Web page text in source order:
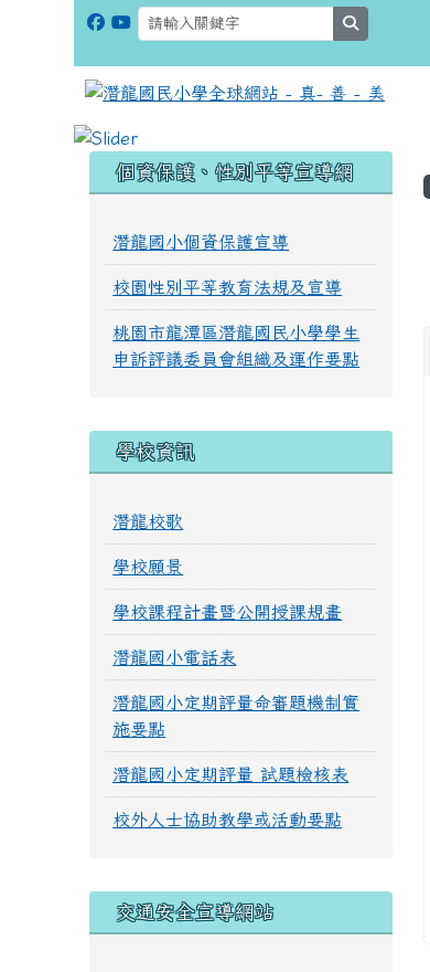
個資保護、性別平等宣導網
潛龍國小個資保護宣導
校園性別平等教育法規及宣導
桃園市龍潭區潛龍國民小學學生
申訴評議委員會組織及運作要點
學校資訊
潛龍校歌
學校願景
學校課程計畫暨公開授課規畫
潛龍國小電話表
潛龍國小定期評量命審題機制實
施要點
潛龍國小定期評量 試題檢核表
校外人士協助教學或活動要點
交通安全宣導網站